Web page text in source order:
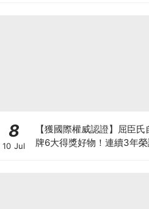
8
10 Jul
【獲國際權威認證】屈臣氏
牌6大得獎好物！連續3年